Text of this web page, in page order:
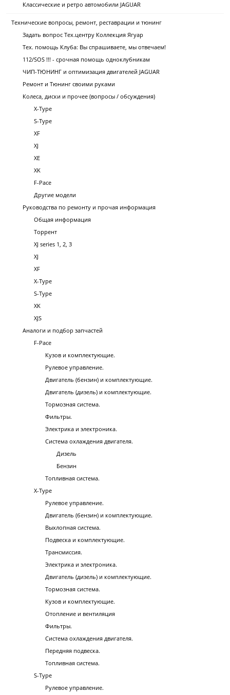
Классические и ретро автомобили JAGUAR
Технические вопросы, ремонт, реставрации и тюнинг
Задать вопрос Тех.центру Коллекция Ягуар
Тех. помощь Клуба: Вы спрашиваете, мы отвечаем!
112/SOS !!! - срочная помощь одноклубникам
ЧИП-ТЮНИНГ и оптимизация двигателей JAGUAR
Ремонт и Тюнинг своими руками
Колеса, диски и прочее (вопросы / обсуждения)
X-Type
S-Type
XF
XJ
XE
XK
F-Pace
Другие модели
Руководства по ремонту и прочая информация
Общая информация
Торрент
XJ series 1, 2, 3
XJ
XF
X-Type
S-Type
XK
XJS
Аналоги и подбор запчастей
F-Pace
Кузов и комплектующие.
Рулевое управление.
Двигатель (бензин) и комплектующие.
Двигатель (дизель) и комплектующие.
Тормозная система.
Фильтры.
Электрика и электроника.
Система охлаждения двигателя.
Дизель
Бензин
Топливная система.
X-Type
Рулевое управление.
Двигатель (бензин) и комплектующие.
Выхлопная система.
Подвеска и комплектующие.
Трансмиссия.
Электрика и электроника.
Двигатель (дизель) и комплектующие.
Тормозная система.
Кузов и комплектующие.
Отопление и вентиляция
Фильтры.
Система охлаждения двигателя.
Передняя подвеска.
Топливная система.
S-Type
Рулевое управление.